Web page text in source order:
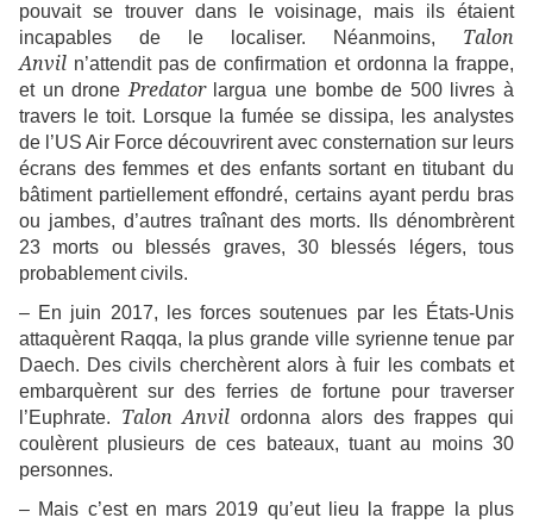
pouvait se trouver dans le voisinage, mais ils étaient
incapables de le localiser. Néanmoins, Talon
Anvil n’attendit pas de confirmation et ordonna la frappe,
et un drone Predatorlargua une bombe de 500 livres à
travers le toit. Lorsque la fumée se dissipa, les analystes
de l’US Air Force découvrirent avec consternation sur leurs
écrans des femmes et des enfants sortant en titubant du
bâtiment partiellement effondré, certains ayant perdu bras
ou jambes, d’autres traînant des morts. Ils dénombrèrent
23 morts ou blessés graves, 30 blessés légers, tous
probablement civils.
– En juin 2017, les forces soutenues par les États-Unis
attaquèrent Raqqa, la plus grande ville syrienne tenue par
Daech. Des civils cherchèrent alors à fuir les combats et
embarquèrent sur des ferries de fortune pour traverser
l’Euphrate. Talon Anvil ordonna alors des frappes qui
coulèrent plusieurs de ces bateaux, tuant au moins 30
personnes.
– Mais c’est en mars 2019 qu’eut lieu la frappe la plus